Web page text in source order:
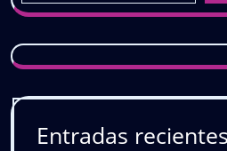
Entradas recientes